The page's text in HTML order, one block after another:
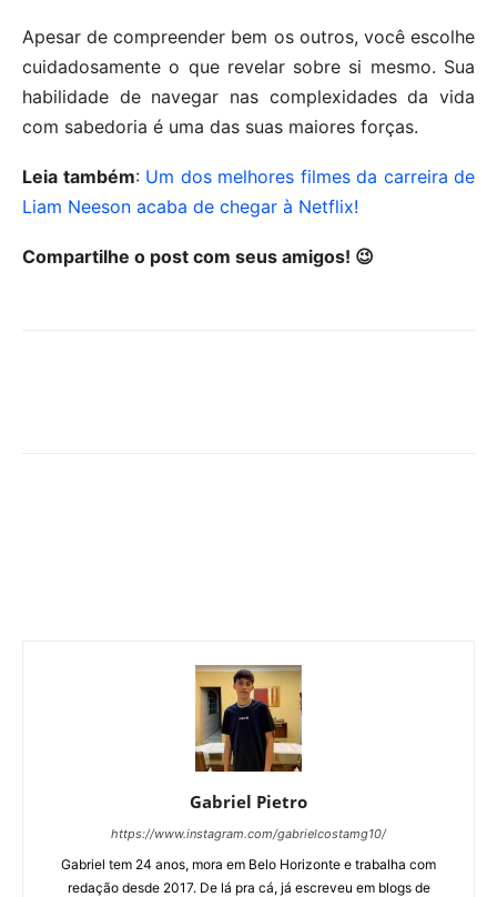
Apesar de compreender bem os outros, você escolhe
cuidadosamente o que revelar sobre si mesmo. Sua
habilidade de navegar nas complexidades da vida
com sabedoria é uma das suas maiores forças.
Leia também: Um dos melhores filmes da carreira de
Liam Neeson acaba de chegar à Netflix!
Compartilhe o post com seus amigos! 😉
Gabriel Pietro
https://www.instagram.com/gabrielcostamg10/
Gabriel tem 24 anos, mora em Belo Horizonte e trabalha com
redação desde 2017. De lá pra cá, já escreveu em blogs de